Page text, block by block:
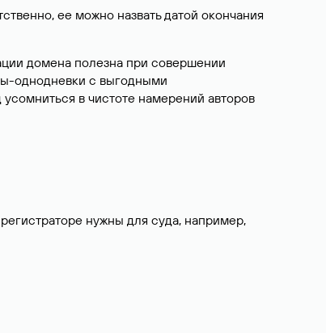
ее можно назвать датой окончания
домена полезна при совершении
однодневки с выгодными
в чистоте намерений авторов
нужны для суда, например,